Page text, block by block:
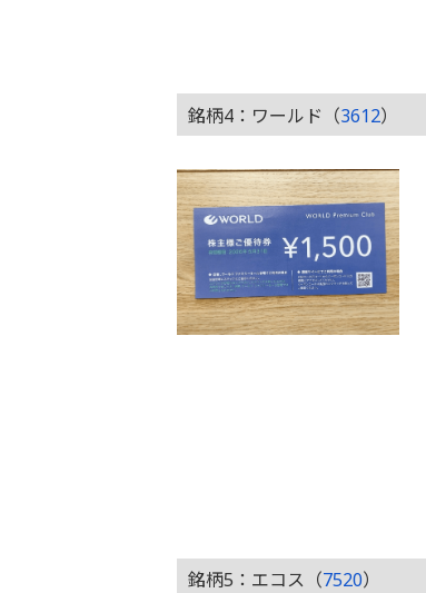
銘柄4：ワールド（3612）
銘柄5：エコス（7520）